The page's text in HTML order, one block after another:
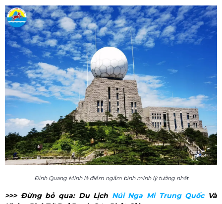
Đỉnh Quang Minh là điểm ngắm bình minh lý tưởng nhất
>>> Đừng bỏ qua: Du Lịch Núi Nga Mi Trung Quốc​Và